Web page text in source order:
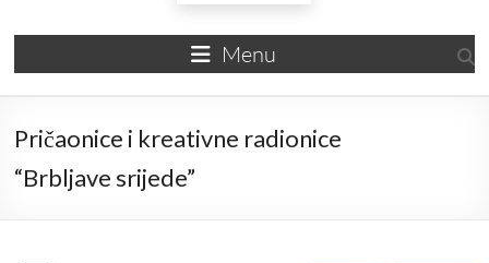
Menu
Pričaonice i kreativne radionice
“Brbljave srijede”